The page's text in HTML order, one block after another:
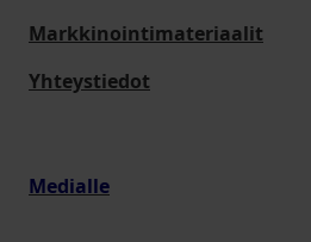
Markkinointimateriaalit
Yhteystiedot
Medialle